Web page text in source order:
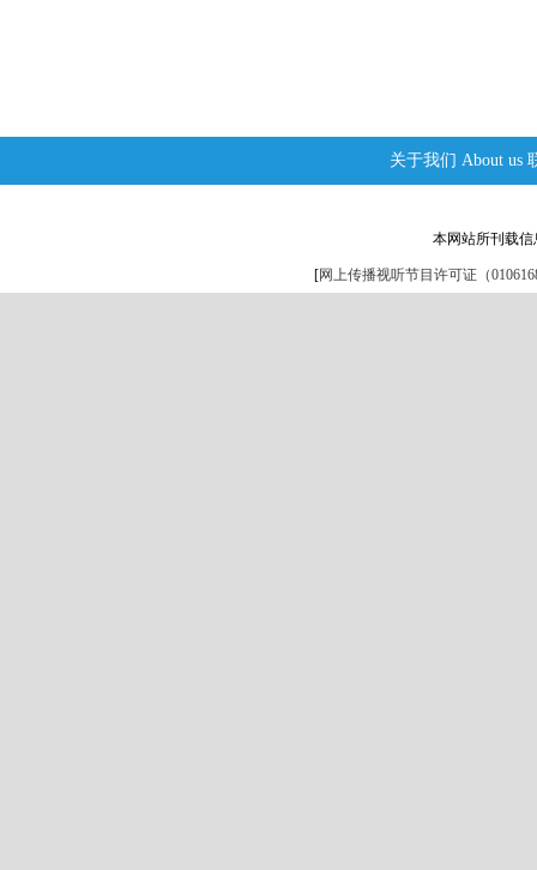
关于我们 About us
本网站所刊载
[网上传播视听节目许可证（